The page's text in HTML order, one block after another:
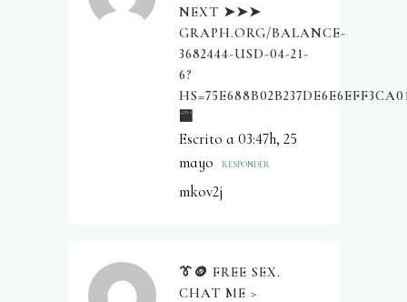
NEXT ➤➤➤
GRAPH.ORG/BALANCE-
3682444-USD-04-21-
6?
🏧
Escrito a 03:47h, 25
mayo
RESPONDER
mkov2j
👔🪙 FREE SEX.
CHAT ME >